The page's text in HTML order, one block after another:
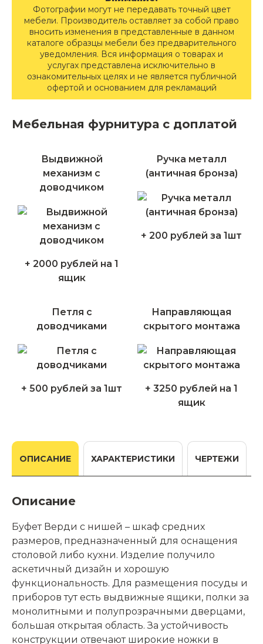
Фотографии могут не передавать точный цвет
мебели. Производитель оставляет за собой право
вносить изменения в представленные в данном
каталоге образцы мебели без предварительного
уведомления. Вся информация о товарах и
услугах представлена исключительно в
ознакомительных целях и не является публичной
офертой и основанием для рекламаций
Мебельная фурнитура с доплатой
Выдвижной
механизм с
доводчиком
+ 2000 рублей на 1
ящик
Ручка металл
(античная бронза)
+ 200 рублей за 1шт
Петля с
доводчиками
+ 500 рублей за 1шт
Направляющая
скрытого монтажа
+ 3250 рублей на 1
ящик
ОПИСАНИЕ ХАРАКТЕРИСТИКИ ЧЕРТЕЖИ
Описание
Буфет Верди с нишей – шкаф средних
размеров, предназначенный для оснащения
столовой либо кухни. Изделие получило
аскетичный дизайн и хорошую
функциональность. Для размещения посуды и
приборов тут есть выдвижные ящики, полки за
монолитными и полупрозрачными дверцами,
большая открытая область. За устойчивость
конструкции отвечают широкие ножки в